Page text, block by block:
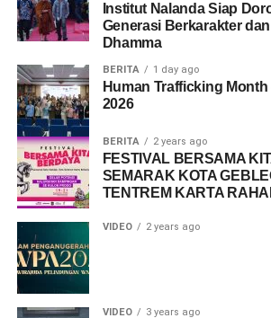
Institut Nalanda Siap
Generasi Berkarakter
Dhamma
BERITA 1 day ago
Human Trafficking
2026
BERITA 2 years ago
FESTIVAL BERSAMA
SEMARAK KOTA
TENTREM KARTA
VIDEO 2 years ago
VIDEO 3 years ago